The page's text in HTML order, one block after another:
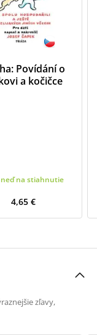
Povídání o
a kočičce
na stiahnutie
4,65 €
zľavy,